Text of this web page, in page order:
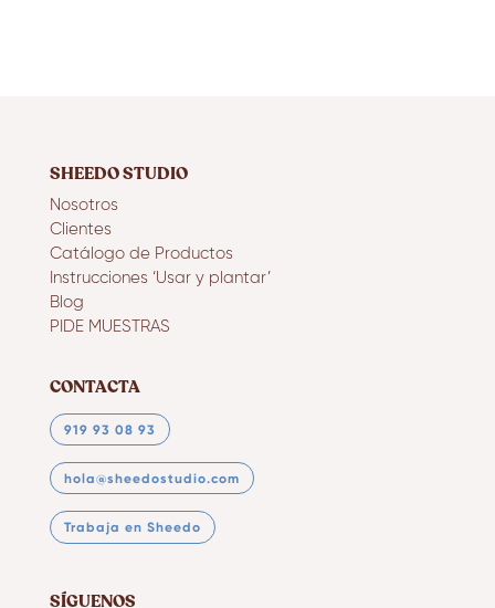
SHEEDO STUDIO
Nosotros
Clientes
Catálogo de Productos
Instrucciones ‘Usar y plantar’
Blog
PIDE MUESTRAS
CONTACTA
919 93 08 93
hola@sheedostudio.com
Trabaja en Sheedo
SÍGUENOS